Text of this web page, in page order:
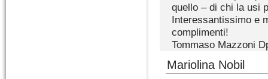
quello – di chi la usi
Interessantissimo e
complimenti!
Tommaso Mazzoni
Mariolina Nobil